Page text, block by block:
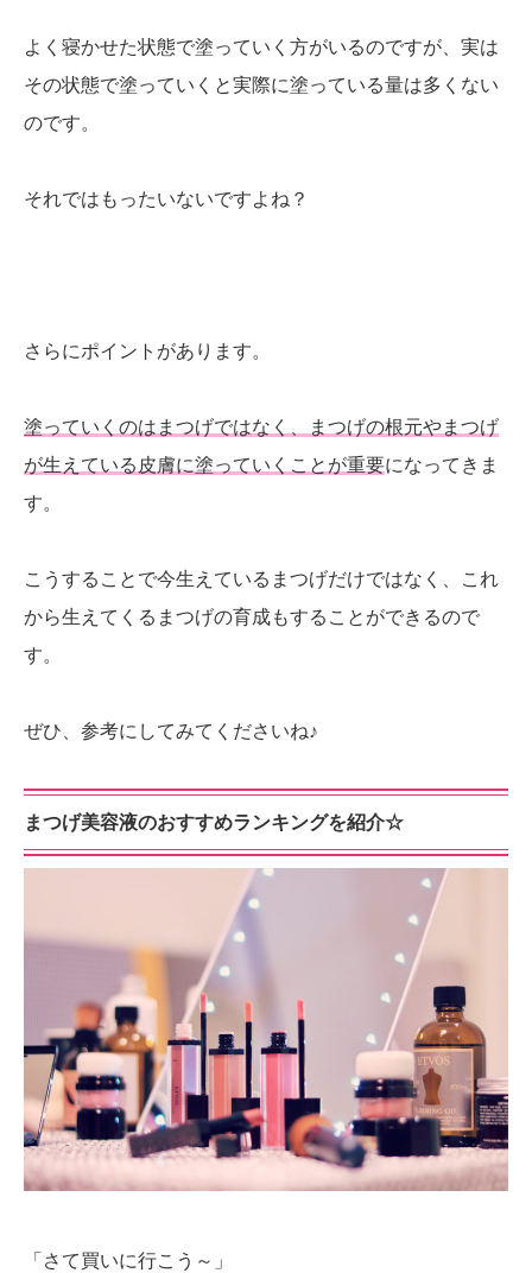
よく寝かせた状態で塗っていく方がいるのですが、実は
その状態で塗っていくと実際に塗っている量は多くない
のです。
それではもったいないですよね？
さらにポイントがあります。
塗っていくのはまつげではなく、まつげの根元やまつげ
が生えている皮膚に塗っていくことが重要になってきま
す。
こうすることで今生えているまつげだけではなく、これ
から生えてくるまつげの育成もすることができるので
す。
ぜひ、参考にしてみてくださいね♪
まつげ美容液のおすすめランキングを紹介☆
「さて買いに行こう～」